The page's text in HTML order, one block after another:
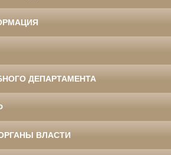
ДЕПАРТАМЕНТА
ВЛАСТИ